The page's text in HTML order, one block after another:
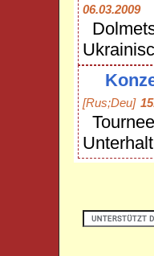
06.03.2009
[Rus;Deu]